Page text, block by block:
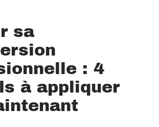
sa
: 4
à appliquer